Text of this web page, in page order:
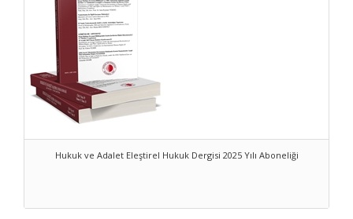
Hukuk ve Adalet Eleştirel Hukuk Dergisi 2025 Yılı Aboneliği